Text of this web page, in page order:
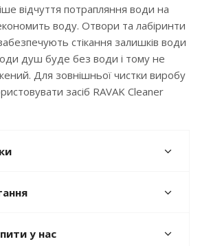
відчуття потрапляння води на
воду. Отвори та лабіринти
стікання залишків води
душ буде без води і тому не
Для зовнішньої чистки виробу
засіб RAVAK Cleaner
у нас